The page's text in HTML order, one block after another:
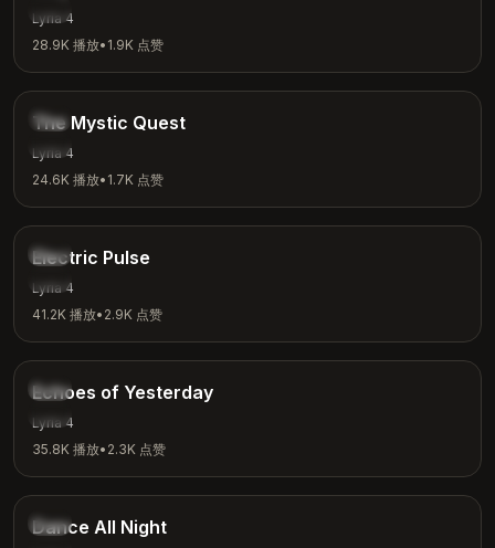
Lyria 4
28.9K 播放• 1.9K 点赞
奇幻
The Mystic Quest
Lyria 4
24.6K 播放• 1.7K 点赞
电子
Electric Pulse
Lyria 4
41.2K 播放• 2.9K 点赞
怀旧
Echoes of Yesterday
Lyria 4
35.8K 播放• 2.3K 点赞
舞曲
Dance All Night